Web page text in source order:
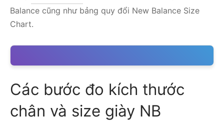
Balance cũng như bảng quy đổi New Balance Size
Chart.
Các bước đo kích thước
chân và size giày NB